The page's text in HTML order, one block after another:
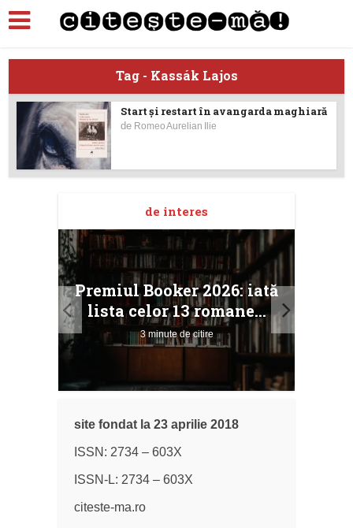
Tag - Kassák Lajos
Start și restart în avangarda maghiară
de Romeo Aurelian Ilie
de interes
Premiul Booker 2026: iată
lista celor 13 romane...
3 minute de citire
site fondat la 23 aprilie 2018
ISSN: 2734 – 603X
ISSN-L: 2734 – 603X
citeste-ma.ro